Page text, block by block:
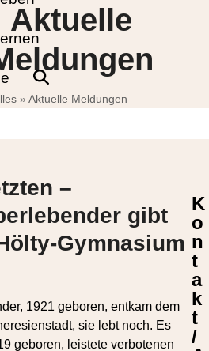
Aktuelle
» Aktuelle Meldungen
–
gibt
Gymnasium
1921 geboren, entkam dem
sie lebt noch. Es
geboren, leistete verbotenen
K
o
n
t
a
k
t
/